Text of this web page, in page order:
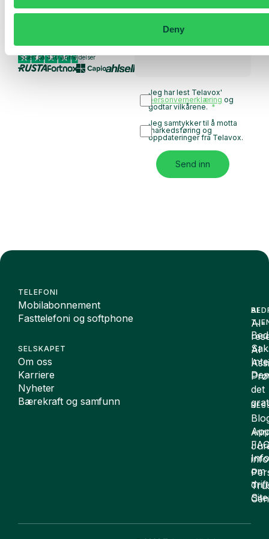
Deny
Utforsk bruksområder
Basert på 430 anmeldelser
Jeg har lest Telavox'
personvernerklæring og
godtar vilkårene.
Jeg samtykker til å motta
markedsføring og
oppdateringer fra Telavox.
Send inn
TELEFONI
Mobilabonnement
Fasttelefoni og softphone
SELSKAPET
Om oss
Karriere
Nyheter
Bærekraft og samfunn
om
drift
AI
AI-
AI
det